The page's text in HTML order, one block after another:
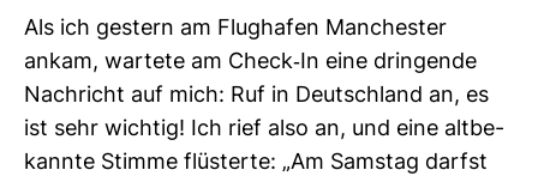
Als ich ges­tern am Flug­hafen Man­chester
ankam, war­tete am Check-​In eine drin­gende
Nach­richt auf mich: Ruf in Deutsch­land an, es
ist sehr wichtig! Ich rief also an, und eine alt­be­
kannte Stimme flüs­terte: „Am Samstag darfst